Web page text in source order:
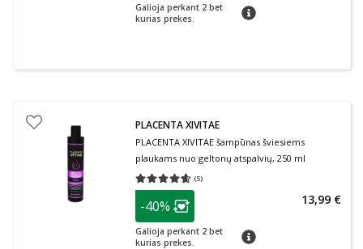
Galioja perkant 2 bet
kurias prekes.
patarimas
PLACENTA XIVITAE
PLACENTA XIVITAE šampūnas šviesiems
plaukams nuo geltonų atspalvių, 250 ml
(5)
Vidutinis įvertinimas 4.60
patarimas
Lojalumo klubo narių nuolaida
-40%
Galioja perkant 2 bet
kurias prekes.
patarimas
13,99 €